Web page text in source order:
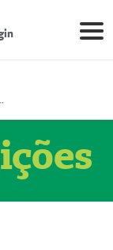
LTDA (51004347-4)